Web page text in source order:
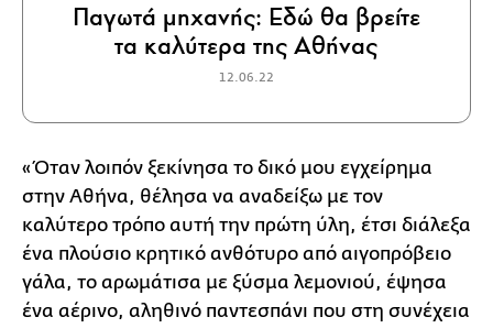
Παγωτά μηχανής: Εδώ θα βρείτε
τα καλύτερα της Αθήνας
12.06.22
«Όταν λοιπόν ξεκίνησα το δικό μου εγχείρημα
στην Αθήνα, θέλησα να αναδείξω με τον
καλύτερο τρόπο αυτή την πρώτη ύλη, έτσι διάλεξα
ένα πλούσιο κρητικό ανθότυρο από αιγοπρόβειο
γάλα, το αρωμάτισα με ξύσμα λεμονιού, έψησα
ένα αέρινο, αληθινό παντεσπάνι που στη συνέχεια